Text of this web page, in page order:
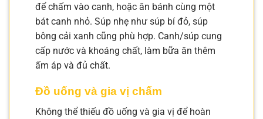
để chấm vào canh, hoặc ăn bánh cùng một
bát canh nhỏ. Súp nhẹ như súp bí đỏ, súp
bông cải xanh cũng phù hợp. Canh/súp cung
cấp nước và khoáng chất, làm bữa ăn thêm
ấm áp và đủ chất.
Đồ uống và gia vị chấm
Không thể thiếu đồ uống và gia vị để hoàn